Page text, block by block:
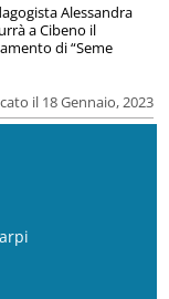
il 18 Gennaio, 2023
Alessandra
a Cibeno il
di “Seme